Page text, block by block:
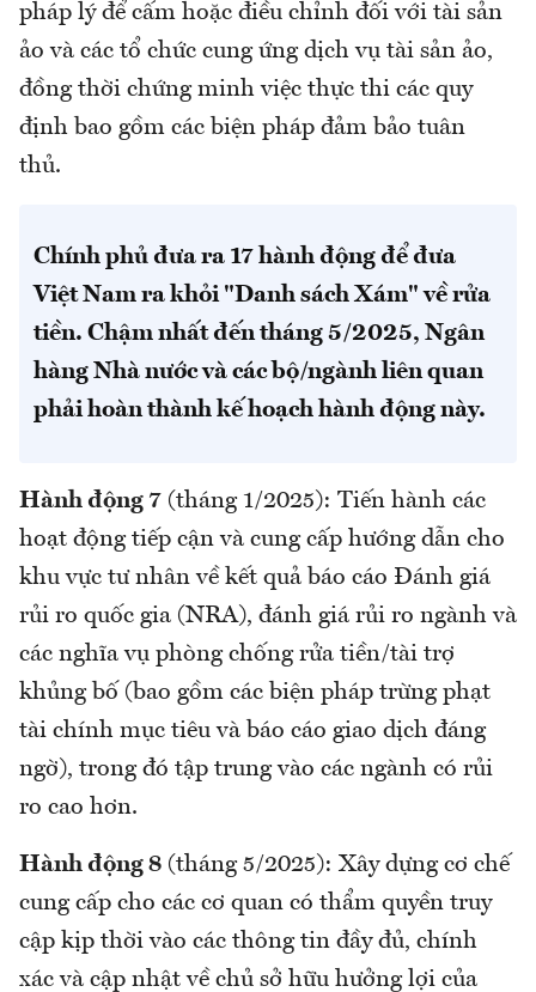
pháp lý để cấm hoặc điều chỉnh đối với tài sản
ảo và các tổ chức cung ứng dịch vụ tài sản ảo,
đồng thời chứng minh việc thực thi các quy
định bao gồm các biện pháp đảm bảo tuân
thủ.
Chính phủ đưa ra 17 hành động để đưa
Việt Nam ra khỏi "Danh sách Xám" về rửa
tiền. Chậm nhất đến tháng 5/2025, Ngân
hàng Nhà nước và các bộ/ngành liên quan
phải hoàn thành kế hoạch hành động này.
Hành động 7 (tháng 1/2025): Tiến hành các
hoạt động tiếp cận và cung cấp hướng dẫn cho
khu vực tư nhân về kết quả báo cáo Đánh giá
rủi ro quốc gia (NRA), đánh giá rủi ro ngành và
các nghĩa vụ phòng chống rửa tiền/tài trợ
khủng bố (bao gồm các biện pháp trừng phạt
tài chính mục tiêu và báo cáo giao dịch đáng
ngờ), trong đó tập trung vào các ngành có rủi
ro cao hơn.
Hành động 8 (tháng 5/2025): Xây dựng cơ chế
cung cấp cho các cơ quan có thẩm quyền truy
cập kịp thời vào các thông tin đầy đủ, chính
xác và cập nhật về chủ sở hữu hưởng lợi của